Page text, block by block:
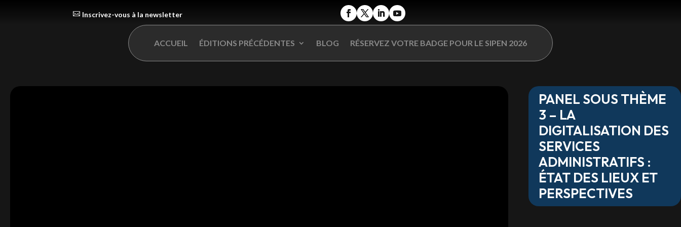
Inscrivez-vous à la newsletter
ACCUEIL ÉDITIONS PRÉCÉDENTES BLOG RÉSERVEZ VOTRE BADGE POUR LE SIPEN 2026
PANEL SOUS THÈME
3 – LA
DIGITALISATION DES
SERVICES
ADMINISTRATIFS :
ÉTAT DES LIEUX ET
PERSPECTIVES